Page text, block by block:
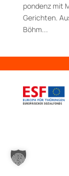
pondenz mit
Gerichten.
Böhm...